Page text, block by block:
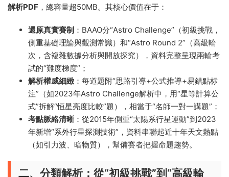
解析PDF ，總容量超50MB。其核心價值在于：
還原真實賽制 ：BAAO分“Astro Challenge”（初級挑戰，
側重基礎理論與觀測常識）和“Astro Round 2”（高級輪
次，含複雜數據分析與開放探究），資料完整呈現兩輪考
試的“難度梯度”；
解析權威細緻 ：每道題附“思路引導+公式推導+易錯點标
注”（如2023年Astro Challenge解析中，用“星等計算公
式”拆解“恒星亮度比較”題），相當于“名師一對一講題”；
考點脈絡清晰 ：從2015年側重“太陽系行星運動”到2023
年新增“系外行星探測技術”，資料串聯起近十年天文熱點
（如引力波、暗物質），幫備賽者把握命題趨勢。
二、分類解析：從“初級挑戰”到“高級輪